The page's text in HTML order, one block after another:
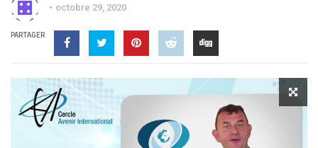
octobre 29, 2020
PARTAGER